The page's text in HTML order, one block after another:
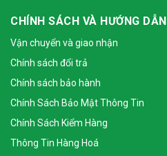
CHÍNH SÁCH VÀ HƯỚNG DẪN
Vận chuyển và giao nhận
Chính sách đổi trả
Chính sách bảo hành
Chính Sách Bảo Mật Thông Tin
Chính Sách Kiểm Hàng
Thông Tin Hàng Hoá